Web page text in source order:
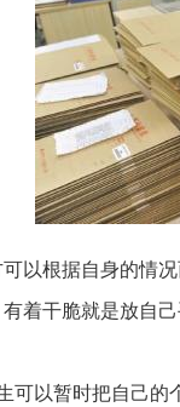
以根据自身的情
着干脆就是放自
可以暂时把自己